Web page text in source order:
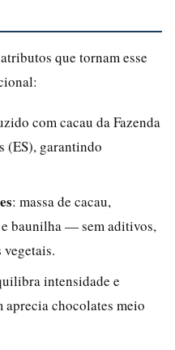
que tornam esse
com cacau da Fazenda
(ES), garantindo
: massa de cacau,
baunilha — sem aditivos,
intensidade e
aprecia chocolates meio